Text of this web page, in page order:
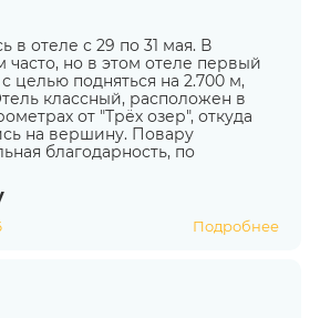
в отеле с 29 по 31 мая. В
но в этом отеле первый
целью подняться на 2.700 м,
классный, расположен в
от "Трёх озер", откуда
на вершину. Повару
благодарность, по
Подробнее